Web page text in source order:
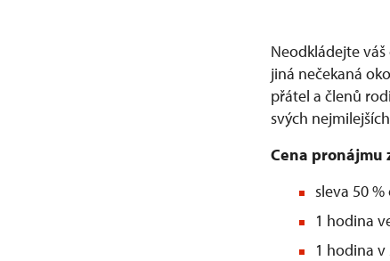
Neodkládejte
jiná nečekaná
přátel a členů
svých
Cena pronájmu
sleva 50
1 hodina
1 hodina v